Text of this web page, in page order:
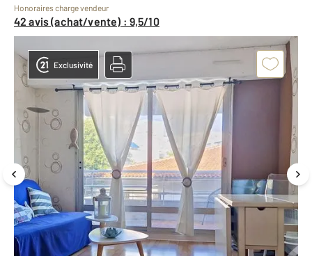
Honoraires charge vendeur
42 avis (achat/vente) : 9,5/10
Exclusivité